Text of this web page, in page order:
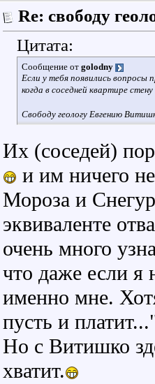
Re: свободу
Цитата:
Сообщение от golodny
Если у тебя появились вопросы
когда в соседней квартире
Свободу геологу Евгению
Их (соседей)
и им ничего
Мороза и
эквиваленте
очень много
что даже если я
именно мне.
пусть и
Но с Витишко
хватит.